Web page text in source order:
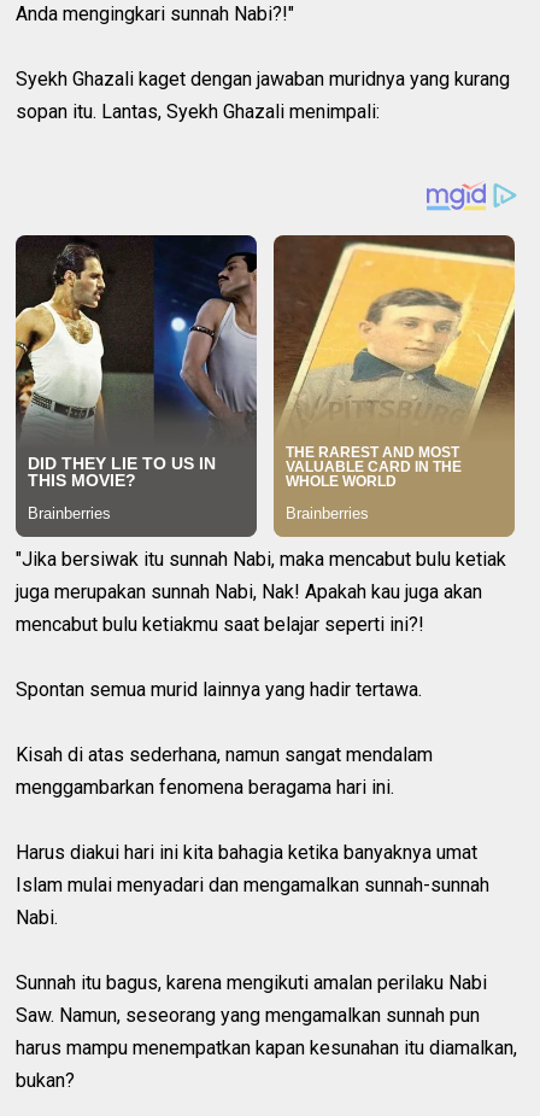
Anda mengingkari sunnah Nabi?!"
Syekh Ghazali kaget dengan jawaban muridnya yang kurang
sopan itu. Lantas, Syekh Ghazali menimpali:
"Jika bersiwak itu sunnah Nabi, maka mencabut bulu ketiak
juga merupakan sunnah Nabi, Nak! Apakah kau juga akan
mencabut bulu ketiakmu saat belajar seperti ini?!
Spontan semua murid lainnya yang hadir tertawa.
Kisah di atas sederhana, namun sangat mendalam
menggambarkan fenomena beragama hari ini.
Harus diakui hari ini kita bahagia ketika banyaknya umat
Islam mulai menyadari dan mengamalkan sunnah-sunnah
Nabi.
Sunnah itu bagus, karena mengikuti amalan perilaku Nabi
Saw. Namun, seseorang yang mengamalkan sunnah pun
harus mampu menempatkan kapan kesunahan itu diamalkan,
bukan?